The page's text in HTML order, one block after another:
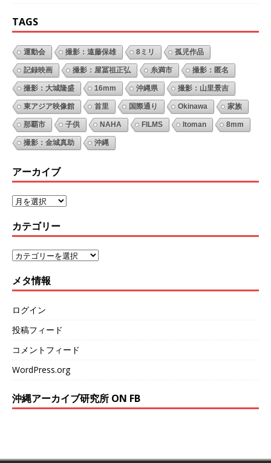
TAGS
運動会 撮影：遠藤保雄 8ミリ 孤児作品
記録映画 撮影：屋冨祖正弘 糸満市 撮影：匿名
撮影：大城隆盛 16mm 沖縄県 撮影：山里景吉
東アジア映像館 首里 国際通り Okinawa 家族
那覇市 子供 NAHA FILMS Itoman 8mm
撮影：金城真助 沖縄
アーカイブ
カテゴリー
メタ情報
ログイン
投稿フィード
コメントフィード
WordPress.org
沖縄アーカイブ研究所 ON FB